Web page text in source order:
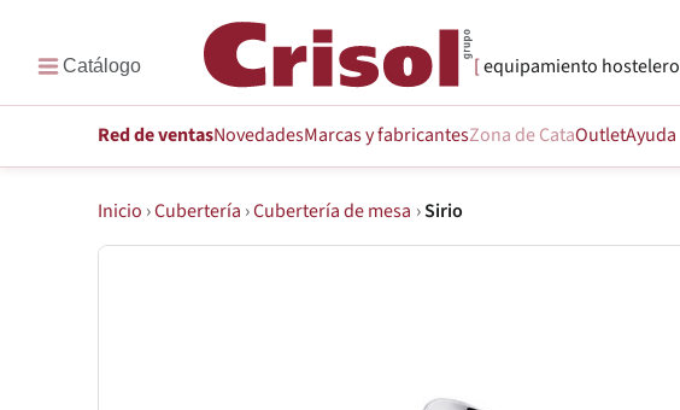
equipamiento hostelero
Red de ventasNovedadesMarcasy fabricantesZona de CataOutletAyuda
Inicio ›Cubertería ›Cubertería de mesa ›Sirio